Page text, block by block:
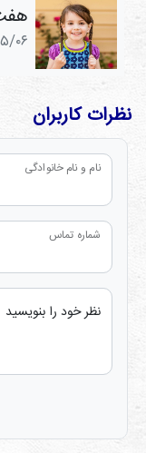
هفت
۰۰/
نظرات کاربران
نام و نام خانوادگی
شماره تماس
نظر خود را بنویسید